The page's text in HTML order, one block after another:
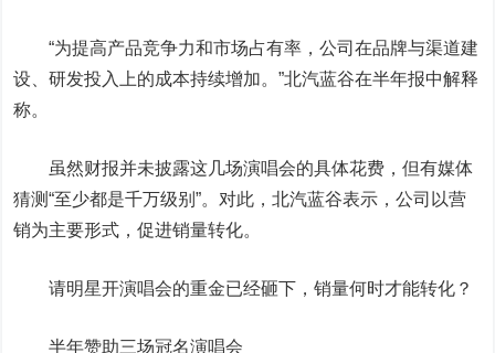
“为提高产品竞争力和市场占有率，公司在品牌与渠道建
设、研发投入上的成本持续增加。”北汽蓝谷在半年报中解释
称。
虽然财报并未披露这几场演唱会的具体花费，但有媒体
猜测“至少都是千万级别”。对此，北汽蓝谷表示，公司以营
销为主要形式，促进销量转化。
请明星开演唱会的重金已经砸下，销量何时才能转化？
半年赞助三场冠名演唱会